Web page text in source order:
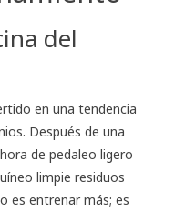
del
en una tendencia
Después de una
de pedaleo ligero
limpie residuos
es entrenar más; es